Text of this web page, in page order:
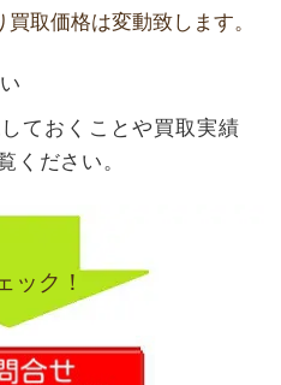
取価格は変動致します。
ておくことや買取実績
ください。
ック！